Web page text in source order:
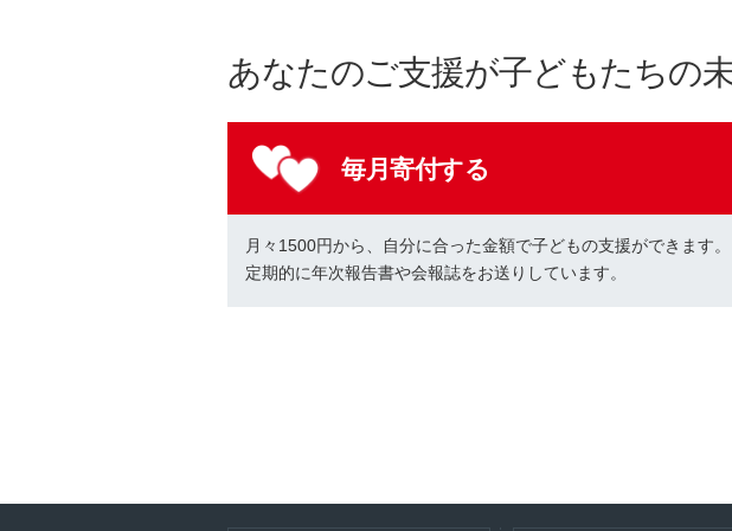
あなたのご支援が子どもたちの
毎月寄付する
月々1500円から、自分に合った金額で子どもの支援ができます。
定期的に年次報告書や会報誌をお送りしています。